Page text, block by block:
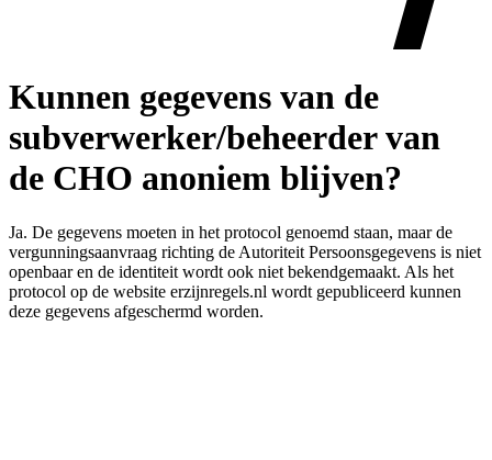
Kunnen gegevens van de
subverwerker/beheerder van
de CHO anoniem blijven?
Ja. De gegevens moeten in het protocol genoemd staan, maar de
vergunningsaanvraag richting de Autoriteit Persoonsgegevens is niet
openbaar en de identiteit wordt ook niet bekendgemaakt. Als het
protocol op de website erzijnregels.nl wordt gepubliceerd kunnen
deze gegevens afgeschermd worden.